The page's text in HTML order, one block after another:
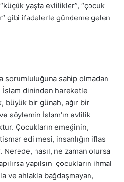
yaşta evlilikler”, “çocuk
gibi ifadelerle gündeme gelen
sorumluluğuna sahip olmadan
dininden hareketle
büyük bir günah, ağır bir
söylemin İslam’ın evlilik
Çocukların emeğinin,
edilmesi, insanlığın iflas
nasıl, ne zaman olursa
yapılsın, çocukların ihmal
ve ahlakla bağdaşmayan,